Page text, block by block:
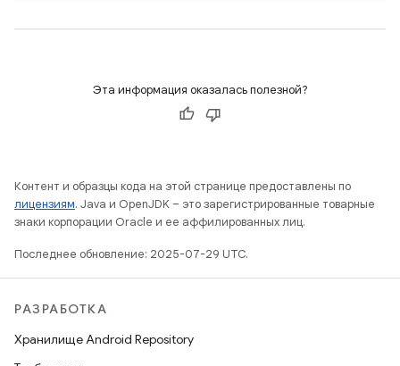
Эта информация оказалась полезной?
Контент и образцы кода на этой странице предоставлены по
лицензиям. Java и OpenJDK – это зарегистрированные товарные
знаки корпорации Oracle и ее аффилированных лиц.
Последнее обновление: 2025-07-29 UTC.
РАЗРАБОТКА
Хранилище Android Repository